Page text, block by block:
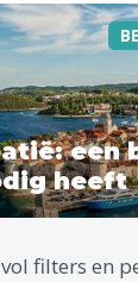
een
heeft
filters en